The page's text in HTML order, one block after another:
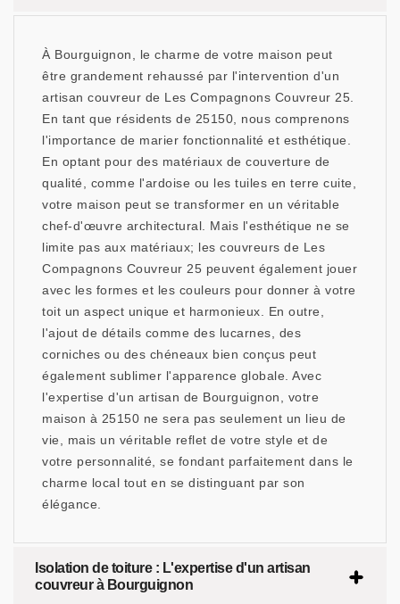
À Bourguignon, le charme de votre maison peut
être grandement rehaussé par l'intervention d'un
artisan couvreur de Les Compagnons Couvreur 25.
En tant que résidents de 25150, nous comprenons
l'importance de marier fonctionnalité et esthétique.
En optant pour des matériaux de couverture de
qualité, comme l'ardoise ou les tuiles en terre cuite,
votre maison peut se transformer en un véritable
chef-d'œuvre architectural. Mais l'esthétique ne se
limite pas aux matériaux; les couvreurs de Les
Compagnons Couvreur 25 peuvent également jouer
avec les formes et les couleurs pour donner à votre
toit un aspect unique et harmonieux. En outre,
l'ajout de détails comme des lucarnes, des
corniches ou des chéneaux bien conçus peut
également sublimer l'apparence globale. Avec
l'expertise d'un artisan de Bourguignon, votre
maison à 25150 ne sera pas seulement un lieu de
vie, mais un véritable reflet de votre style et de
votre personnalité, se fondant parfaitement dans le
charme local tout en se distinguant par son
élégance.
Isolation de toiture : L'expertise d'un artisan
couvreur à Bourguignon